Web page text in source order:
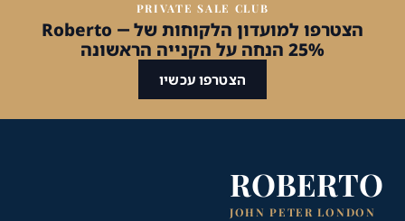
PRIVATE SALE CLUB
הצטרפו למועדון הלקוחות של Roberto —
25% הנחה על הקנייה הראשונה
הצטרפו עכשיו
ROBERTO
JOHN PETER LONDON